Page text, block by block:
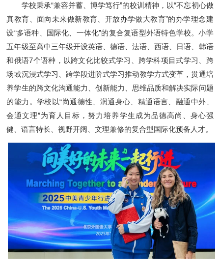
学校秉承“兼容并蓄、博学笃行”的校训精神，以“不忘初心做
真教育、面向未来做新教育、开放办学做大教育”的办学理念建
设“多语种、国际化、一体化”的复合复语型外语特色学校。小学
五年级至高中三年级开设英语、德语、法语、西语、日语、韩语
和俄语7个语种，以跨文化比较式学习、跨学科项目式学习、跨
场域沉浸式学习、跨学段进阶式学习推动教学方式变革，贯通培
养学生的跨文化沟通能力、创新能力、思维品质和解决实际问题
的能力。学校以“尚通德性、润通身心、精通语言、融通中外、
会通文理”为育人目标，努力培养学生成为品德高尚、身心强
健、语言特长、视野开阔、文理兼修的复合型国际化预备人才。